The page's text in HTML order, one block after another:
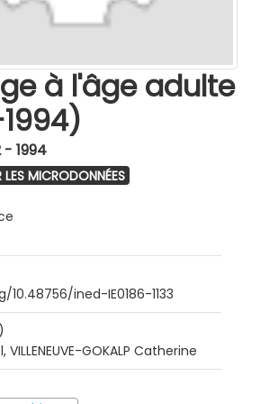
à l'âge adulte
- 1994
MICRODONNÉES
ined-IE0186-1133
VILLENEUVE-GOKALP Catherine